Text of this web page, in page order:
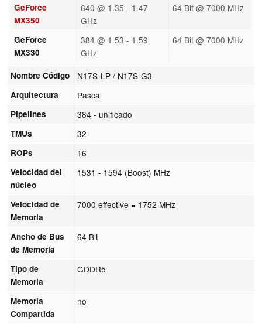
GeForce
MX350
640 @ 1.35 - 1.47
GHz
64 Bit @ 7000 MHz
GeForce
MX330
384 @ 1.53 - 1.59
GHz
64 Bit @ 7000 MHz
Nombre Código N17S-LP / N17S-G3
Arquitectura Pascal
Pipelines 384 - unificado
TMUs 32
ROPs 16
Velocidad del
núcleo
1531 - 1594 (Boost) MHz
Velocidad de
Memoria
7000 effective = 1752 MHz
Ancho de Bus
de Memoria
64 Bit
Tipo de
Memoria
GDDR5
Memoria
Compartida
no